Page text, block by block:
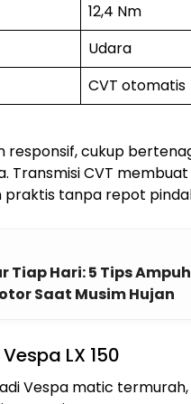
12,4 Nm
Udara
CVT otomatis
responsif, cukup
Transmisi CVT membuat
tanpa repot
Tiap Hari: 5 Tips Ampuh
Saat Musim Hujan
LX 150
Vespa matic termurah,